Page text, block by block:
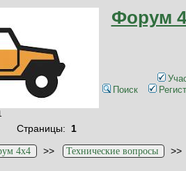
Форум
Поиск
Страницы: 1
4x4 >> Технические вопросы